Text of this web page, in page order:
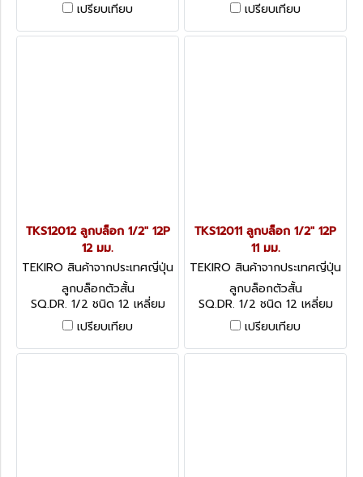
เปรียบเทียบ
เปรียบเทียบ
TKS12012 ลูกบล็อก 1/2" 12P
12 มม.
TEKIRO สินค้าจากประเทศญี่ปุ่น
TKS12012
ลูกบล็อกตัวสั้น
SQ.DR. 1/2 ชนิด 12 เหลี่ยม
เปรียบเทียบ
TKS12011 ลูกบล็อก 1/2" 12P
11 มม.
TEKIRO สินค้าจากประเทศญี่ปุ่น
TKS12011
ลูกบล็อกตัวสั้น
SQ.DR. 1/2 ชนิด 12 เหลี่ยม
เปรียบเทียบ